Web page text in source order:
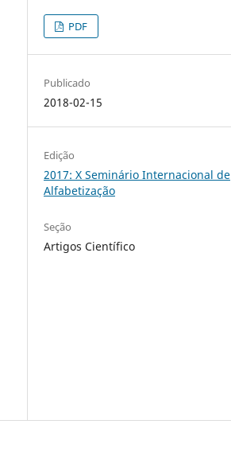
PDF
Publicado
2018-02-15
Edição
2017: X Seminário Internacional de
Alfabetização
Seção
Artigos Científico